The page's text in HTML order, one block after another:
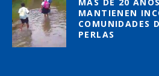
MÁS DE 20
MANTIENEN
COMUNIDADES
PERLAS